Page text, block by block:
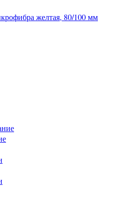
желтая, 80/100 мм